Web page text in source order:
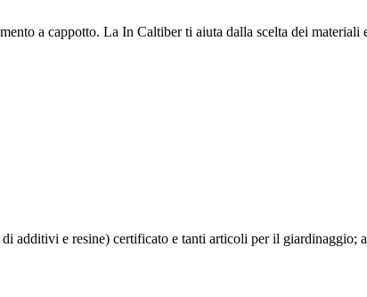
a cappotto. La In Caltiber ti aiuta dalla scelta dei materiali
additivi e resine) certificato e tanti articoli per il giardinaggio;